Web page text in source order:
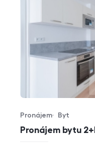
Pronájem bytu
Typ nabídky
Pronájem
Typ nemovitosti
Byt